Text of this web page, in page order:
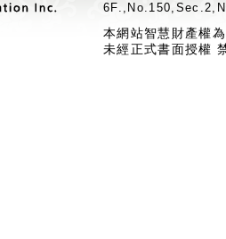
本網站智慧財產權
未經正式書面授權